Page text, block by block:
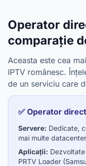
Operator
comparație
Aceasta este cea
IPTV românesc.
de un serviciu care
✅ Operator
Servere: Dedicate,
mai multe
Aplicații:
PRTV Loader